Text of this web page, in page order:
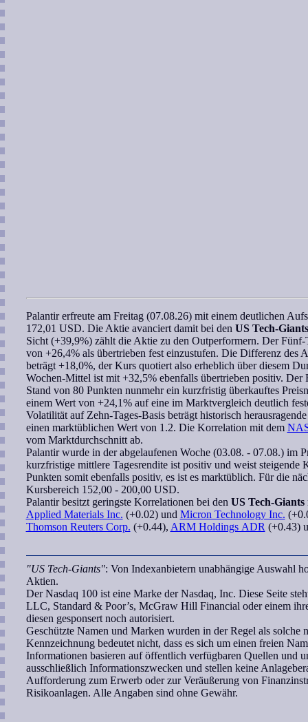
Palantirerfreute am Freitag (07.08.26) mit einem deutlichen
172,01 USD. Die Aktie avanciert damit bei den US Tech-Giants
Sicht (+39,9%) zählt die Aktie zu den Outperformern. Der
von +26,4% als übertrieben fest einzustufen. Die Differenz des
beträgt +18,0%, der Kurs quotiert also erheblich über diesem
Wochen-Mittel ist mit +32,5% ebenfalls übertrieben positiv. Der
Stand von 80 Punkten nunmehr ein kurzfristig überkauftes
einem Wert von +24,1% auf eine im Marktvergleich deutlich
Volatilität auf Zehn-Tages-Basis beträgt historisch
einen marktüblichen Wert von 1.2. Die Korrelation mit dem
vom Marktdurchschnitt ab.
Palantirwurde in der abgelaufenen Woche (03.08. - 07.08.) im
kurzfristige mittlere Tagesrendite ist positiv und weist steigende
Punkten somit ebenfalls positiv, es ist es marktüblich. Für die
Kursbereich 152,00 - 200,00 USD.
Palantirbesitzt geringste Korrelationen bei den US Tech-Giants
Applied Materials Inc. (+0.02) und Micron Technology Inc.
Thomson Reuters Corp. (+0.44), ARM Holdings ADR (+0.43)
"US Tech-Giants": Von Indexanbietern unabhängige Auswahl
Aktien.
Der Nasdaq 100 ist eine Marke der Nasdaq, Inc. Diese Seite
LLC, Standard & Poor’s, McGraw Hill Financial oder einem
diesen gesponsert noch autorisiert.
Geschützte Namen und Marken wurden in der Regel als solche
Kennzeichnung bedeutet nicht, dass es sich um einen freien
Informationen basieren auf öffentlich verfügbaren Quellen und
ausschließlich Informationszwecken und stellen keine
Aufforderung zum Erwerb oder zur Veräußerung von
Risikoanlagen. Alle Angaben sind ohne Gewähr.